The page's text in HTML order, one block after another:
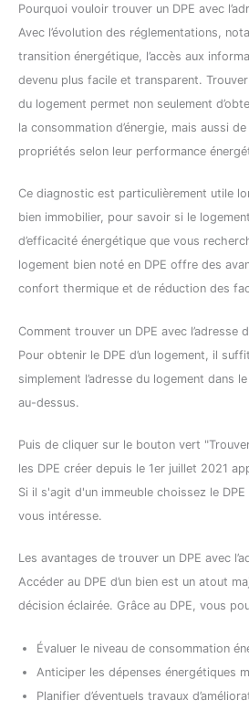
Pourquoi vouloir trouver un DPE avec
Avec l’évolution des réglementations,
transition énergétique, l’accès aux
devenu plus facile et transparent. Trouver
du logement permet non seulement
la consommation d’énergie, mais aussi
propriétés selon leur performance
Ce diagnostic est particulièrement utile
bien immobilier, pour savoir si le
d’efficacité énergétique que vous
logement bien noté en DPE offre des
confort thermique et de réduction des
Comment trouver un DPE avec l’adresse
Pour obtenir le DPE d’un logement, il
simplement l’adresse du logement dans
au-dessus.
Puis de cliquer sur le bouton vert
les DPE créer depuis le 1er juillet 2021
Si il s'agit d'un immeuble choissez le
vous intéresse.
Les avantages de trouver un DPE avec
Accéder au DPE d’un bien est un atout
décision éclairée. Grâce au DPE, vous
Évaluer le niveau de consommation
Anticiper les dépenses énergétiques
Planifier d’éventuels travaux